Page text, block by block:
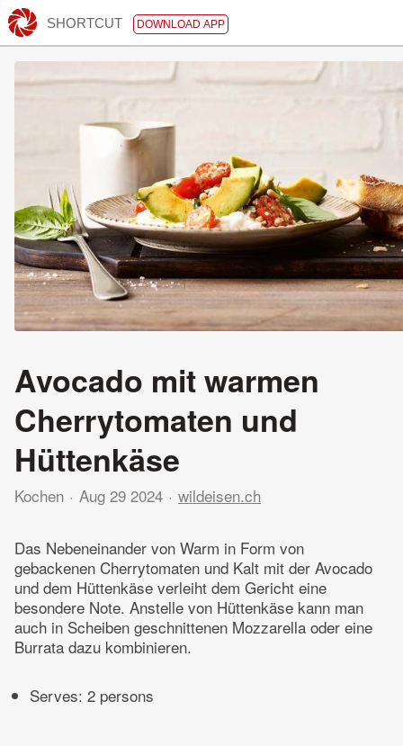
SHORTCUT DOWNLOAD APP
Avocado mit warmen
Cherrytomaten und
Hüttenkäse
Kochen Aug 29 2024 wildeisen.ch
Das Nebeneinander von Warm in Form von
gebackenen Cherrytomaten und Kalt mit der Avocado
und dem Hüttenkäse verleiht dem Gericht eine
besondere Note. Anstelle von Hüttenkäse kann man
auch in Scheiben geschnittenen Mozzarella oder eine
Burrata dazu kombinieren.
Serves: 2 persons